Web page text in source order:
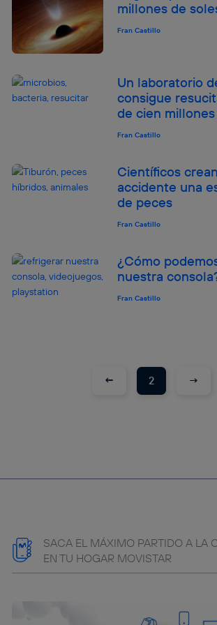
millones de
Fran Castillo
Un laboratorio
consigue
de cien
Fran Castillo
Científicos
accidente una
de peces
Fran Castillo
¿Cómo
nuestra
Fran Castillo
← 2 →
SACA EL MÁXIMO PARTIDO A LA
EN TU HOGAR MOVISTAR
lo que cualquier persona que conecte su
consienta el uso de la tecnología recibirá el
identificador. Típicamente:
Si utilizas unaconexión de banda
actividades de navegación de los
que hayan dado su consentimiento.
datos móviles, el marketing
navegación del usuario del móvil.
“Administrar Utiq” en la parte inferior de
visitando el portal de privacidad de Utiq
. Para más información,
política de privacidad de Utiq